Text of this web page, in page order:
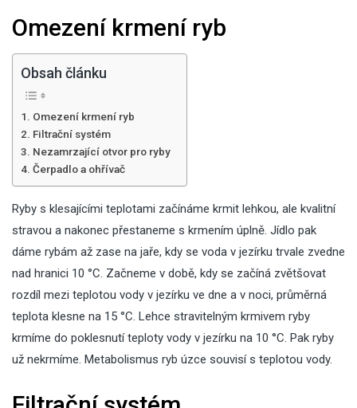
Omezení krmení ryb
Obsah článku
Omezení krmení ryb
Filtrační systém
Nezamrzající otvor pro ryby
Čerpadlo a ohřívač
Ryby s klesajícími teplotami začínáme krmit lehkou, ale kvalitní
stravou a nakonec přestaneme s krmením úplně. Jídlo pak
dáme rybám až zase na jaře, kdy se voda v jezírku trvale zvedne
nad hranici 10 °C. Začneme v době, kdy se začíná zvětšovat
rozdíl mezi teplotou vody v jezírku ve dne a v noci, průměrná
teplota klesne na 15 °C. Lehce stravitelným krmivem ryby
krmíme do poklesnutí teploty vody v jezírku na 10 °C. Pak ryby
už nekrmíme. Metabolismus ryb úzce souvisí s teplotou vody.